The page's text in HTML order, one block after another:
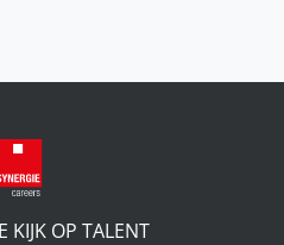
KIJK OP TALENT